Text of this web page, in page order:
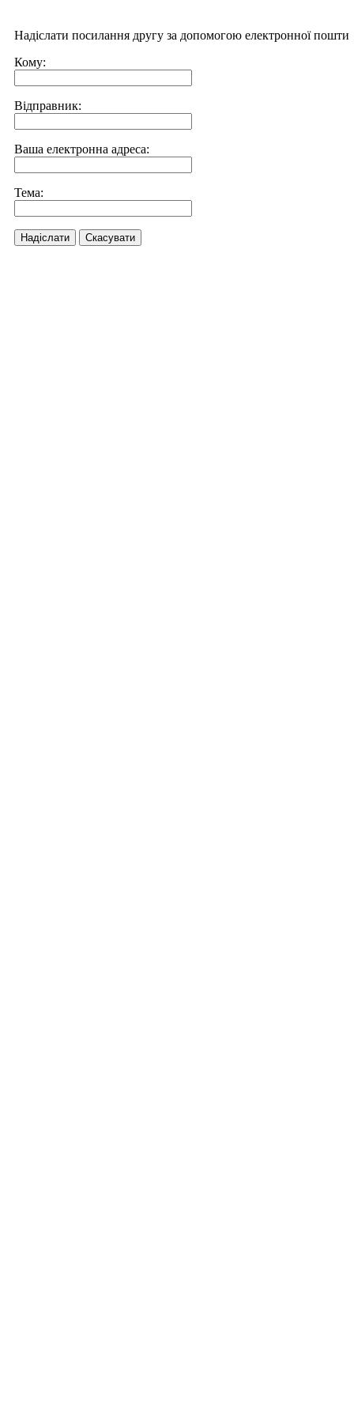
Надіслати посилання другу за допомогою електронної пошти
Кому:
Відправник:
Ваша електронна адреса:
Тема:
Надіслати Скасувати